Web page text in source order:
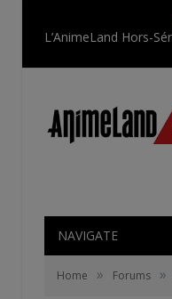
NAVIGATE
Home » Forums »